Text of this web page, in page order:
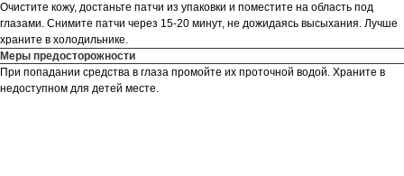
Очистите кожу, достаньте патчи из упаковки и поместите на область под
глазами. Снимите патчи через 15-20 минут, не дожидаясь высыхания. Лучше
храните в холодильнике.
Меры предосторожности
При попадании средства в глаза промойте их проточной водой. Храните в
недоступном для детей месте.